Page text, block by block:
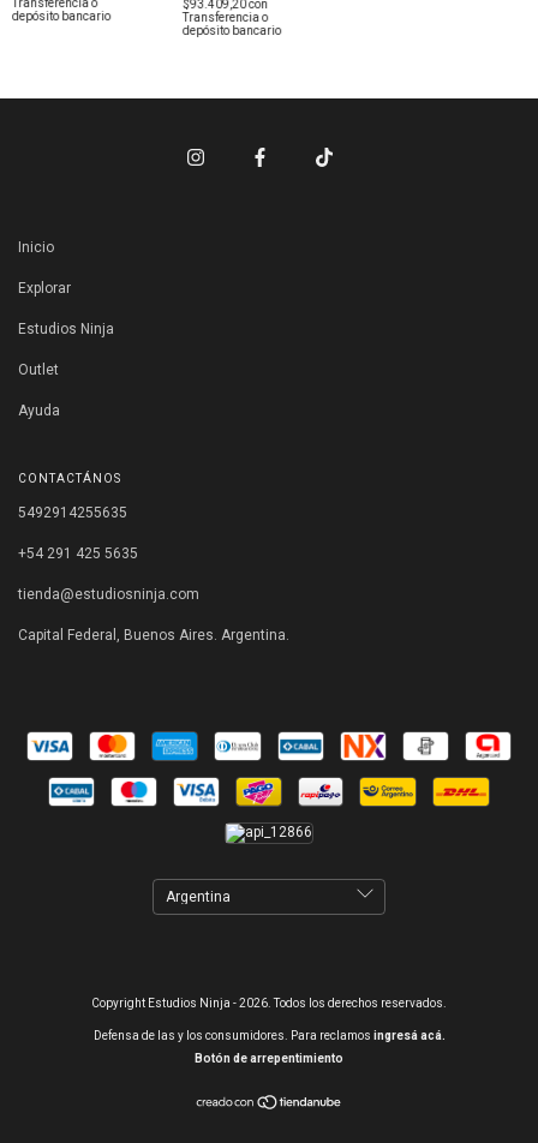
Transferencia o
depósito bancario
$93.409,20con
Transferencia o
depósito bancario
Inicio
Explorar
Estudios Ninja
Outlet
Ayuda
CONTACTÁNOS
5492914255635
+54 291 425 5635
tienda@estudiosninja.com
Capital Federal, Buenos Aires. Argentina.
Copyright Estudios Ninja - 2026. Todos los derechos reservados.
Defensa de las y los consumidores. Para reclamos ingresá acá.
Botón de arrepentimiento